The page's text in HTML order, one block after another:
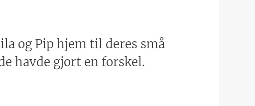
og Pip hjem til deres små
havde gjort en forskel.